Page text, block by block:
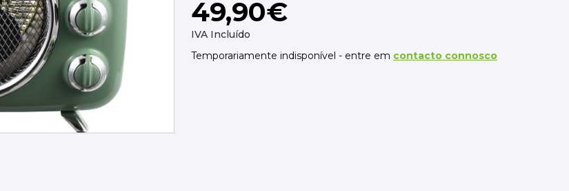
FINALIZAR COMPRA
49,90€
IVA Incluído
Temporariamente indisponível - entre em contacto connosco